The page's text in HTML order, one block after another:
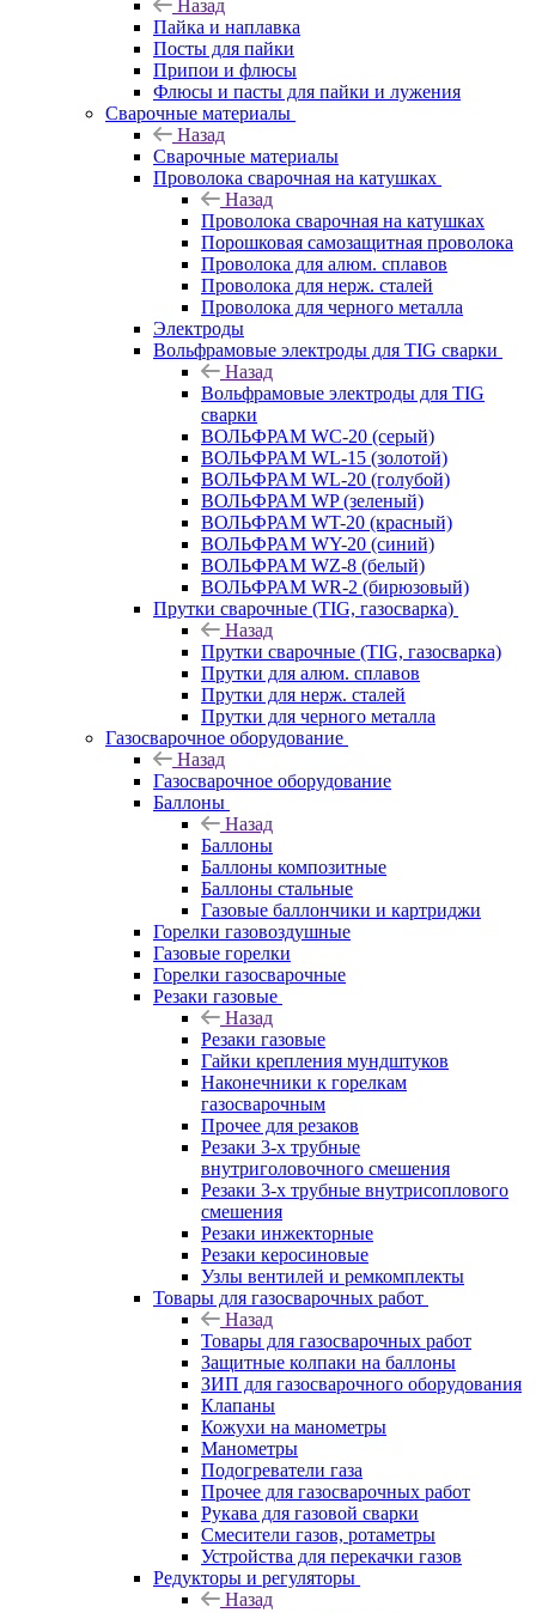
Назад
Пайка и наплавка
Посты для пайки
Припои и флюсы
Флюсы и пасты для пайки и лужения
Сварочные материалы
Назад
Сварочные материалы
Проволока сварочная на катушках
Назад
Проволока сварочная на катушках
Порошковая самозащитная проволока
Проволока для алюм. сплавов
Проволока для нерж. сталей
Проволока для черного металла
Электроды
Вольфрамовые электроды для TIG сварки
Назад
Вольфрамовые электроды для TIG
сварки
ВОЛЬФРАМ WC-20 (серый)
ВОЛЬФРАМ WL-15 (золотой)
ВОЛЬФРАМ WL-20 (голубой)
ВОЛЬФРАМ WP (зеленый)
ВОЛЬФРАМ WT-20 (красный)
ВОЛЬФРАМ WY-20 (синий)
ВОЛЬФРАМ WZ-8 (белый)
ВОЛЬФРАМ WR-2 (бирюзовый)
Прутки сварочные (TIG, газосварка)
Назад
Прутки сварочные (TIG, газосварка)
Прутки для алюм. сплавов
Прутки для нерж. сталей
Прутки для черного металла
Газосварочное оборудование
Назад
Газосварочное оборудование
Баллоны
Назад
Баллоны
Баллоны композитные
Баллоны стальные
Газовые баллончики и картриджи
Горелки газовоздушные
Газовые горелки
Горелки газосварочные
Резаки газовые
Назад
Резаки газовые
Гайки крепления мундштуков
Наконечники к горелкам
газосварочным
Прочее для резаков
Резаки 3-х трубные
внутриголовочного смешения
Резаки 3-х трубные внутрисоплового
смешения
Резаки инжекторные
Резаки керосиновые
Узлы вентилей и ремкомплекты
Товары для газосварочных работ
Назад
Товары для газосварочных работ
Защитные колпаки на баллоны
ЗИП для газосварочного оборудования
Клапаны
Кожухи на манометры
Манометры
Подогреватели газа
Прочее для газосварочных работ
Рукава для газовой сварки
Смесители газов, ротаметры
Устройства для перекачки газов
Редукторы и регуляторы
Назад